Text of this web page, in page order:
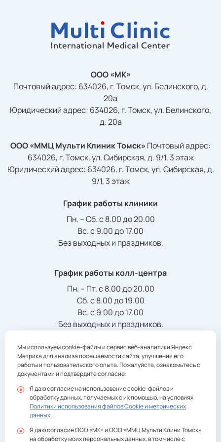
цена с налоговым вычетом
400 ₽
цена с налоговым вычетом
минут)
700 ₽
609 ₽
цена с налоговым вычетом
Лазерная эпиляция: Ноги полностью - мужчины
цена с налоговым вычетом
Лазерная эпиляция: Ноги полностью- женщины
(60 минут)
5 500 ₽
4 785 ₽
цена с налоговым вычетом
Лазерная эпиляция: Подбородок - женщины (20
ООО «МК»
Почтовый адрес: 634026, г. Томск, ул. Белинского, д.
20а
Юридический адрес: 634026, г. Томск, ул. Белинского,
д. 20а
ООО «ММЦ Мульти Клиник Томск» Почтовый адрес:
634026, г. Томск, ул. Сибирская, д. 9/1, 3 этаж
Юридический адрес: 634026, г. Томск, ул. Сибирская, д.
9/1, 3 этаж
График работы клиники
Пн. – Сб. с 8.00 до 20.00
Вс. с 9.00 до 17.00
Без выходных и праздников.
График работы колл-центра
Пн. – Пт. с 8.00 до 20.00
Сб. с 8.00 до 19.00
Вс. с 9.00 до 17.00
Без выходных и праздников.
Телефон/Факс:
+7 (3822) 901-941registratura@multiclinic.ru
Политика конфиденциальности
Согласие на обработку персональных данных ООО
Мы используем cookie-файлы и сервис веб-аналитики Яндекс.
Метрика для анализа посещаемости сайта, улучшения его
работы и пользовательского опыта. Пожалуйста, ознакомьтесь с
документами и подтвердите согласие:
Я даю согласие на использование cookie-файлов и
обработку данных, получаемых с их помощью, на условиях
Политики использования файлов Cookie и метрических
данных.
Я даю согласие ООО «МК» и ООО «ММЦ Мульти Клини Томск»
на обработку моих персональных данных, в том числе с